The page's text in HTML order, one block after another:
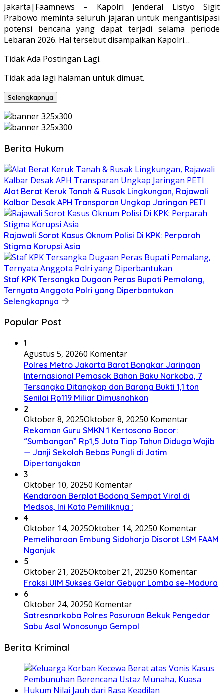
Jakarta|Faamnews – Kapolri Jenderal Listyo Sigit
Prabowo meminta seluruh jajaran untuk mengantisipasi
potensi bencana yang dapat terjadi selama periode
Lebaran 2026. Hal tersebut disampaikan Kapolri…
Tidak Ada Postingan Lagi.
Tidak ada lagi halaman untuk dimuat.
Selengkapnya
Berita Hukum
Alat Berat Keruk Tanah & Rusak Lingkungan, Rajawali
Kalbar Desak APH Transparan Ungkap Jaringan PETI
Rajawali Sorot Kasus Oknum Polisi Di KPK: Perparah
Stigma Korupsi Asia
Staf KPK Tersangka Dugaan Peras Bupati Pemalang,
Ternyata Anggota Polri yang Diperbantukan
Selengkapnya
Popular Post
1
Agustus 5, 20260 Komentar
Polres Metro Jakarta Barat Bongkar Jaringan
Internasional Pemasok Bahan Baku Narkoba, 7
Tersangka Ditangkap dan Barang Bukti 1,1 ton
Senilai Rp119 Miliar Dimusnahkan
2
Oktober 8, 2025Oktober 8, 20250 Komentar
Rekaman Guru SMKN 1 Kertosono Bocor:
“Sumbangan” Rp1,5 Juta Tiap Tahun Diduga Wajib
— Janji Sekolah Bebas Pungli di Jatim
Dipertanyakan
3
Oktober 10, 20250 Komentar
Kendaraan Berplat Bodong Sempat Viral di
Medsos, Ini Kata Pemiliknya :
4
Oktober 14, 2025Oktober 14, 20250 Komentar
Pemeliharaan Embung Sidoharjo Disorot LSM FAAM
Nganjuk
5
Oktober 21, 2025Oktober 21, 20250 Komentar
Fraksi UIM Sukses Gelar Gebyar Lomba se-Madura
6
Oktober 24, 20250 Komentar
Satresnarkoba Polres Pasuruan Bekuk Pengedar
Sabu Asal Wonosunyo Gempol
Berita Kriminal